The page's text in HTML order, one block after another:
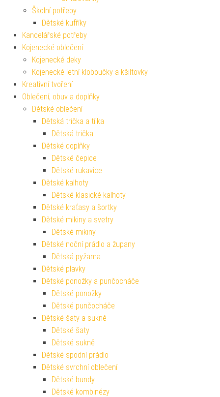
Školní potřeby
Dětské kufříky
Kancelářské potřeby
Kojenecké oblečení
Kojenecké deky
Kojenecké letní kloboučky a kšiltovky
Kreativní tvoření
Oblečení, obuv a doplňky
Dětské oblečení
Dětská trička a tílka
Dětská trička
Dětské doplňky
Dětské čepice
Dětské rukavice
Dětské kalhoty
Dětské klasické kalhoty
Dětské kraťasy a šortky
Dětské mikiny a svetry
Dětské mikiny
Dětské noční prádlo a župany
Dětská pyžama
Dětské plavky
Dětské ponožky a punčocháče
Dětské ponožky
Dětské punčocháče
Dětské šaty a sukně
Dětské šaty
Dětské sukně
Dětské spodní prádlo
Dětské svrchní oblečení
Dětské bundy
Dětské kombinézy